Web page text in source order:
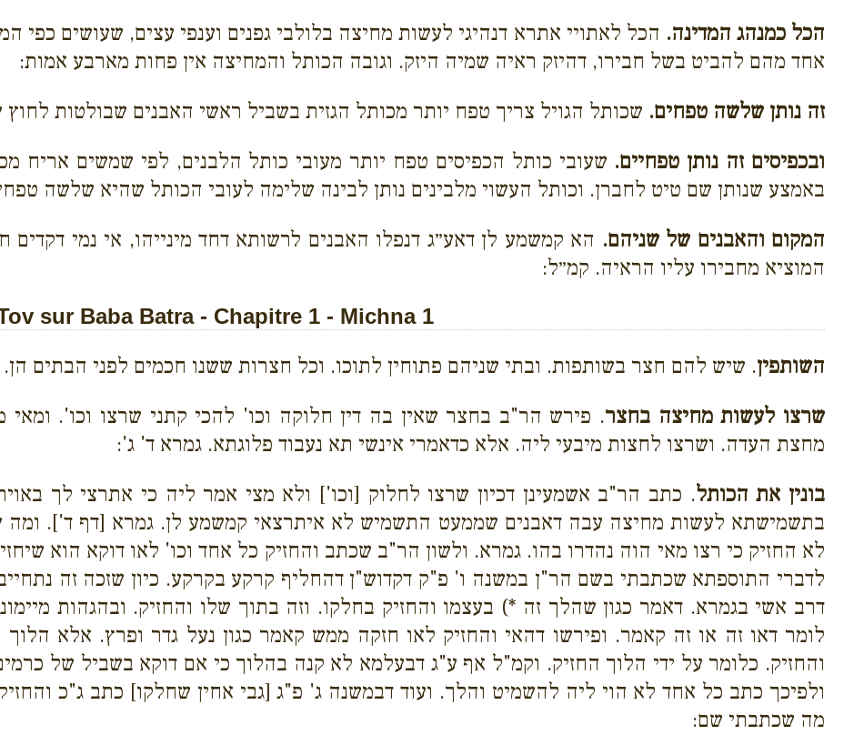
הכל כמנהג המדינה. הכל לאתויי אתרא דנהיגי לעשות מחיצה בלולבי גפנים וענפי עצים, שעושים
אחד מהם להביט בשל חבירו, דהיזק ראיה שמיה היזק. וגובה הכותל והמחיצה אין פחות מארבע אמות:
זה נותן שלשה טפחים. שכותל הגויל צריך טפח יותר מכותל הגזית בשביל ראשי האבנים שבולטות לחוץ
ובכפיסים זה נותן טפחיים. שעובי כותל הכפיסים טפח יותר מעובי כותל הלבנים, לפי שמשים אריח
באמצע שנותן שם טיט לחברן. וכותל העשוי מלבינים נותן לבינה שלימה לעובי הכותל שהיא שלשה
המקום והאבנים של שניהם. הא קמשמע לן דאע״ג דנפלו האבנים לרשותא דחד מינייהו, אי נמי דקדים
המוציא מחבירו עליו הראיה. קמ״ל:
sur Baba Batra - Chapitre 1 - Michna 1
השותפין. שיש להם חצר בשותפות. ובתי שניהם פתוחין לתוכו. וכל חצרות ששנו חכמים לפני הבתים
שרצו לעשות מחיצה בחצר. פירש הר"ב בחצר שאין בה דין חלוקה וכו' להכי קתני שרצו וכו'.
מחצת העדה. ושרצו לחצות מיבעי ליה. אלא כדאמרי אינשי תא נעבוד פלוגתא. גמרא ד' ג':
בונין את הכותל. כתב הר"ב אשמעינן דכיון שרצו לחלוק [וכו'] ולא מצי אמר ליה כי אתרצי לך
בתשמישתא לעשות מחיצה עבה דאבנים שממעט התשמיש לא איתרצאי קמשמע לן. גמרא [דף ד']. ומה
לא החזיק כי רצו מאי הוה נהדרו בהו. גמרא. ולשון הר"ב שכתב והחזיק כל אחד וכו' לאו דוקא הוא
לדברי התוספתא שכתבתי בשם הר"ן במשנה ו' פ"ק דקדוש"ן דהחליף קרקע בקרקע. כיון שזכה זה
דרב אשי בגמרא. דאמר כגון שהלך זה *) בעצמו והחזיק בחלקו. וזה בתוך שלו והחזיק. ובהגהות
לומר דאו זה או זה קאמר. ופירשו דהאי והחזיק לאו חזקה ממש קאמר כגון נעל גדר ופרץ. אלא
והחזיק. כלומר על ידי הלוך החזיק. וקמ"ל אף ע"ג דבעלמא לא קנה בהלוך כי אם דוקא בשביל של
ולפיכך כתב כל אחד לא הוי ליה להשמיט והלך. ועוד דבמשנה ג' פ"ג [גבי אחין שחלקו] כתב ג"כ
מה שכתבתי שם: